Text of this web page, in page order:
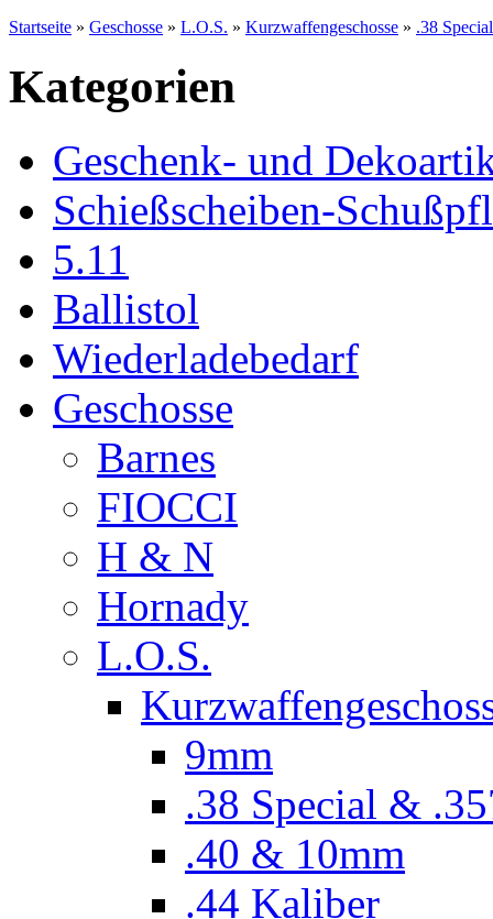
Startseite » Geschosse » L.O.S. » Kurzwaffengeschosse » .38
Kategorien
Geschenk- und
Schießscheiben-
5.11
Ballistol
Wiederladebedarf
Geschosse
Barnes
FIOCCI
H & N
Hornady
L.O.S.
9mm
.38 Special &
.40 & 10mm
.44 Kaliber